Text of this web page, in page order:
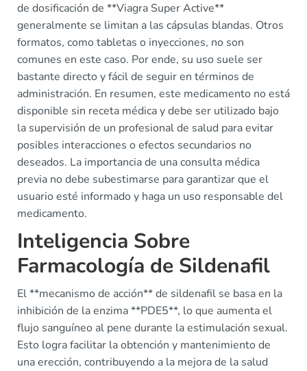
de dosificación de **Viagra Super Active**
generalmente se limitan a las cápsulas blandas. Otros
formatos, como tabletas o inyecciones, no son
comunes en este caso. Por ende, su uso suele ser
bastante directo y fácil de seguir en términos de
administración. En resumen, este medicamento no está
disponible sin receta médica y debe ser utilizado bajo
la supervisión de un profesional de salud para evitar
posibles interacciones o efectos secundarios no
deseados. La importancia de una consulta médica
previa no debe subestimarse para garantizar que el
usuario esté informado y haga un uso responsable del
medicamento.
Inteligencia Sobre
Farmacología de Sildenafil
El **mecanismo de acción** de sildenafil se basa en la
inhibición de la enzima **PDE5**, lo que aumenta el
flujo sanguíneo al pene durante la estimulación sexual.
Esto logra facilitar la obtención y mantenimiento de
una erección, contribuyendo a la mejora de la salud